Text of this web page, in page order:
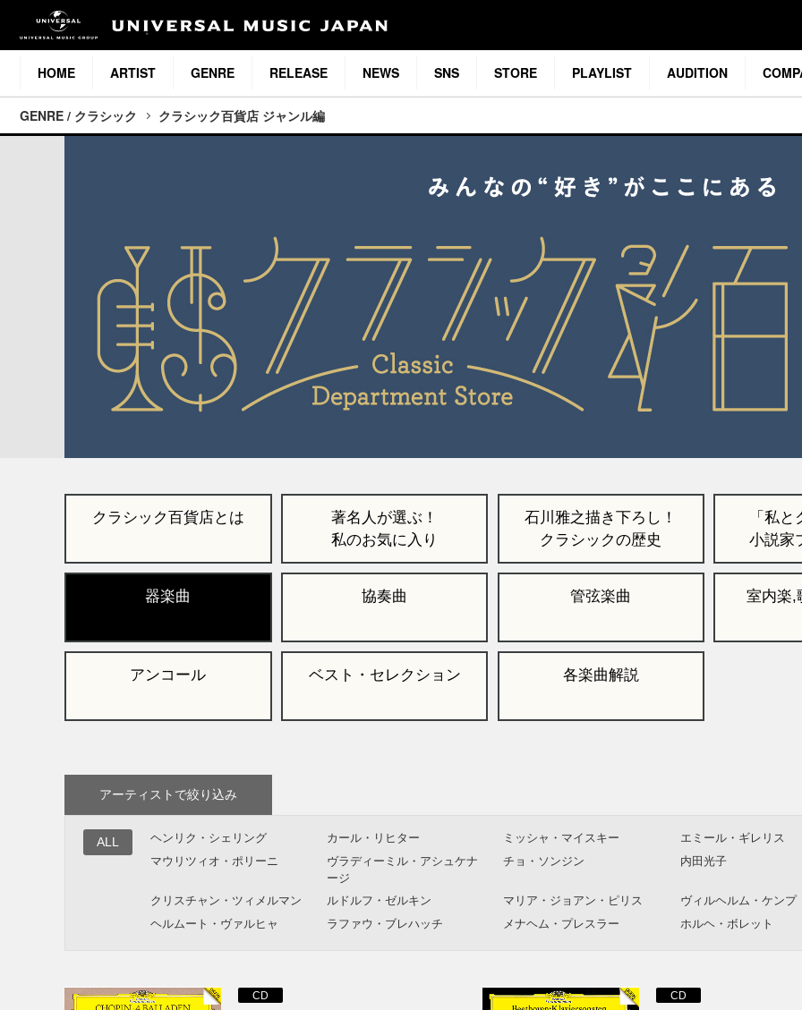
HOME ARTIST GENRE RELEASE NEWS SNS STORE PLAYLIST AUDITION
GENRE / クラシック クラシック百貨店 ジャンル編
クラシック百貨店とは
著名人が選ぶ！
私のお気に入り
石川雅之描き下ろし！
クラシックの歴史
「私
小説家
器楽曲 協奏曲 管弦楽曲 室内楽,
アンコール ベスト・セレクション 各楽曲解説
アーティストで絞り込み
ALL ヘンリク・シェリング カール・リヒター ミッシャ・マイスキー
エミール・ギレリス
マウリツィオ・ポリーニ
ヴラディーミル・アシュケナ
ージ
チョ・ソンジン 内田光子
クリスチャン・ツィメルマン ルドルフ・ゼルキン マリア・ジョアン・ピリス
ヴィルヘルム・ケンプ
ヘルムート・ヴァルヒャ
ラファウ・ブレハッチ メナヘム・プレスラー ホルヘ・ボレット
CD CD